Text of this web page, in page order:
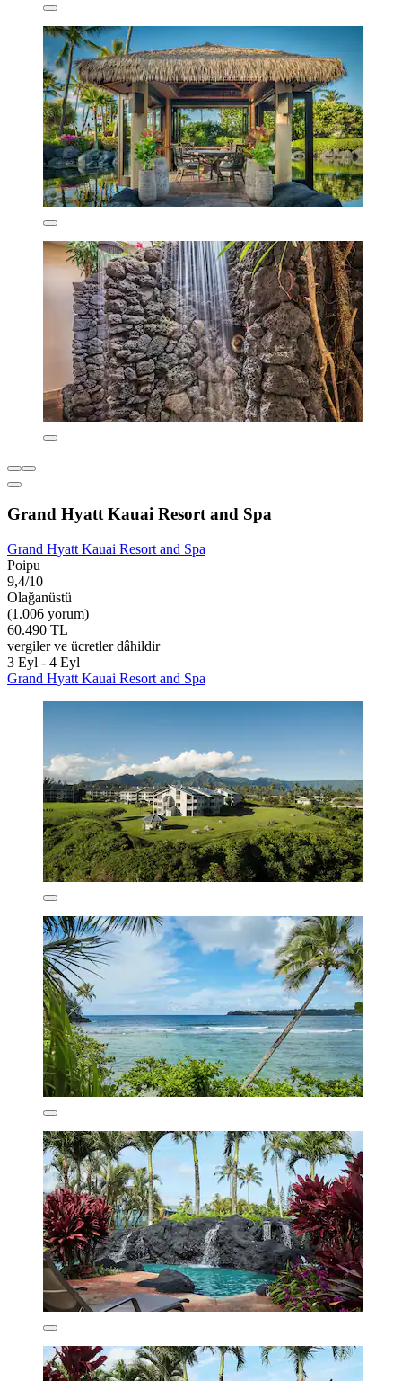
Grand Hyatt Kauai Resort and Spa
Grand Hyatt Kauai Resort and Spa
Poipu
9,4/10
Olağanüstü
(1.006 yorum)
60.490 TL
vergiler ve ücretler dâhildir
3 Eyl - 4 Eyl
Grand Hyatt Kauai Resort and Spa